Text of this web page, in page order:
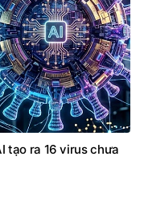
tạo ra 16 virus chưa